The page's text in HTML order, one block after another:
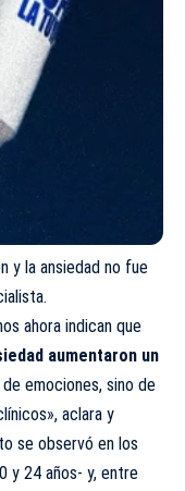
y la ansiedad no fue
ahora indican que
aumentaron un
emociones, sino de
aclara y
se observó en los
y 24 años- y, entre